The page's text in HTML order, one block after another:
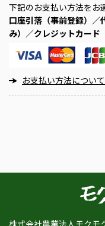
下記のお支払い方法をお
口座引落（事前登録）／
み）／クレジットカード
お支払い方法について
株式会社農業法人モクモ